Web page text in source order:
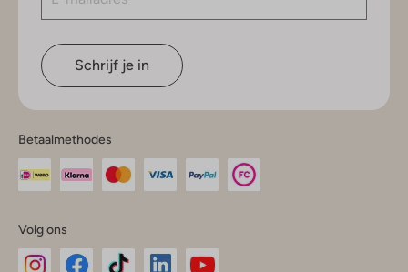
Schrijf je in
Betaalmethodes
Volg ons